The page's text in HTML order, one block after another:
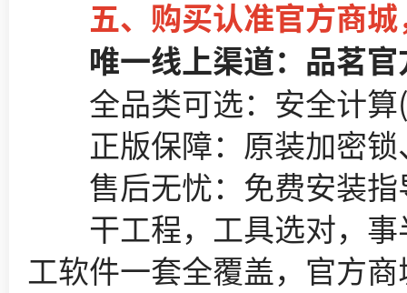
五、购买认准官方商城
唯一线上渠道：品茗
全品类可选：安全计算(
正版保障：原装加密锁
售后无忧：免费安装指
干工程，工具选对，事
工软件一套全覆盖，官方